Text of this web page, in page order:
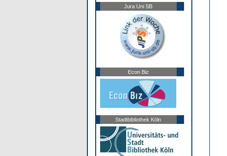
Jura Uni SB
Econ Biz
Stadtbibliothek Köln